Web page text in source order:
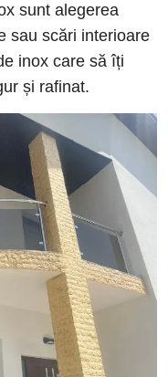
sunt alegerea
sau scări interioare
inox care să îți
și rafinat.